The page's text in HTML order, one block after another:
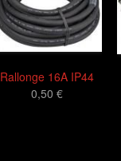
Rallonge 16A IP44
0,50 €